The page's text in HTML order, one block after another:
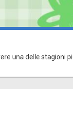
una delle stagioni